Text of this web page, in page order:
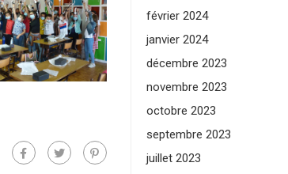
février 2024
janvier 2024
décembre 2023
novembre 2023
octobre 2023
septembre 2023
juillet 2023